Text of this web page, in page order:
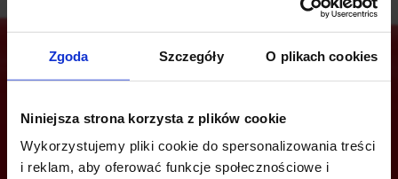
Zgoda Szczegóły O plikach cookies
Niniejsza strona korzysta z plików cookie
Wykorzystujemy pliki cookie do spersonalizowania treści
i reklam, aby oferować funkcje społecznościowe i
Are you interested in this offer?